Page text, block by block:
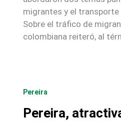
migrantes y el
Sobre el tráfico de
colombiana reiteró, al
Pereira
Pereira,